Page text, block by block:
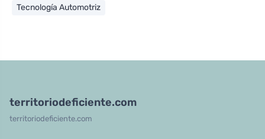
Tecnología Automotriz
territoriodeficiente.com
territoriodeficiente.com